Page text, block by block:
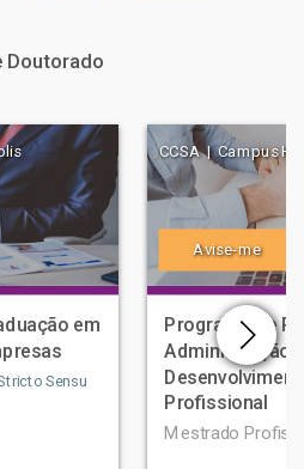
Doutorado
em
Sensu
CCSA | Campus
Avise-me
Programa de
Administração
Profissional
Mestrado